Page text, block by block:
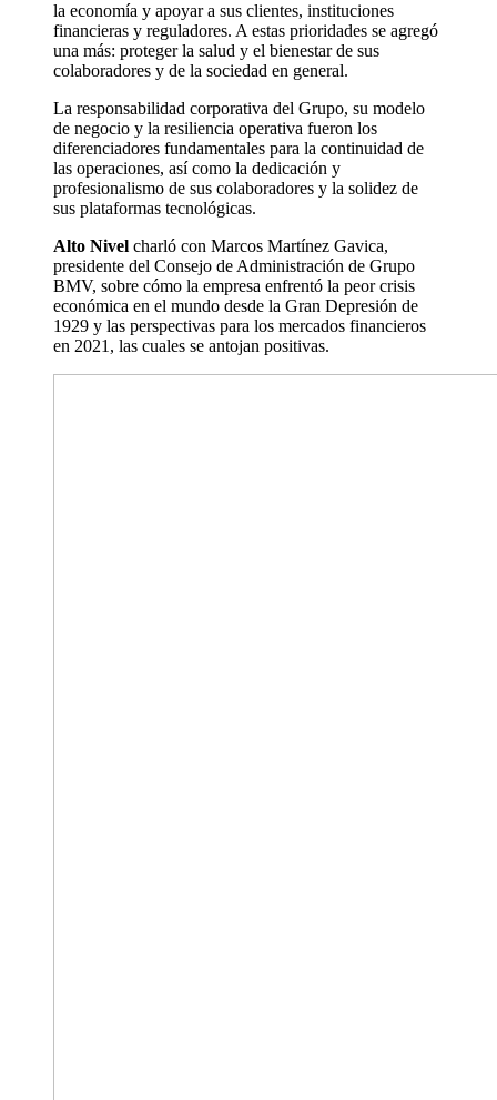
la economía y apoyar a sus clientes, instituciones
financieras y reguladores. A estas prioridades se agregó
una más: proteger la salud y el bienestar de sus
colaboradores y de la sociedad en general.
La responsabilidad corporativa del Grupo, su modelo
de negocio y la resiliencia operativa fueron los
diferenciadores fundamentales para la continuidad de
las operaciones, así como la dedicación y
profesionalismo de sus colaboradores y la solidez de
sus plataformas tecnológicas.
Alto Nivel charló con Marcos Martínez Gavica,
presidente del Consejo de Administración de Grupo
BMV, sobre cómo la empresa enfrentó la peor crisis
económica en el mundo desde la Gran Depresión de
1929 y las perspectivas para los mercados financieros
en 2021, las cuales se antojan positivas.